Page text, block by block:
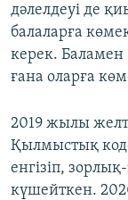
дәлелдеуі де
балаларға
керек. Баламен
ғана оларға
2019 жылы
Қылмыстық
енгізіп,
күшейткен.